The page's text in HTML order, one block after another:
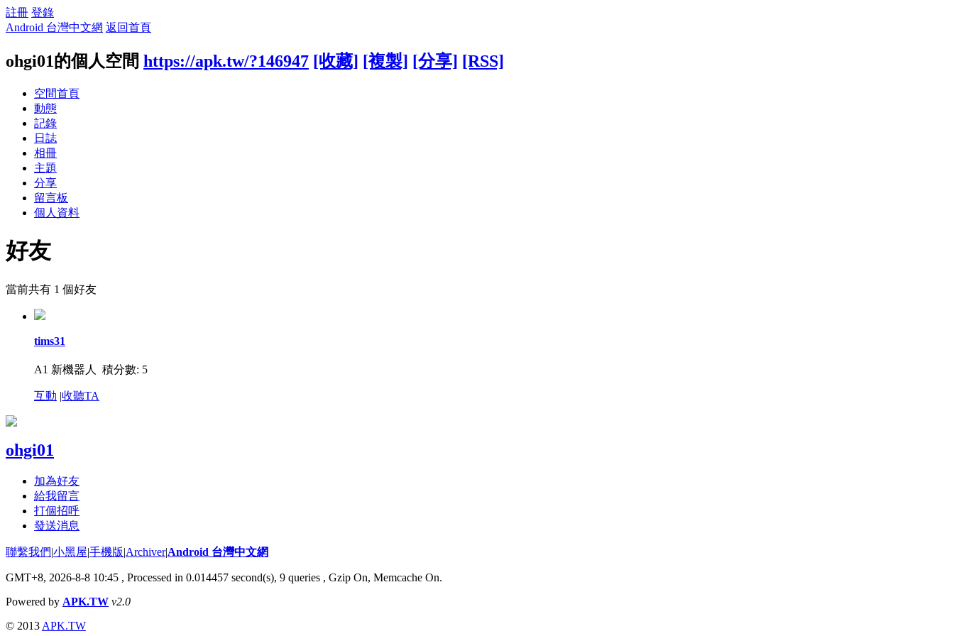
註冊 登錄
Android 台灣中文網 返回首頁
ohgi01的個人空間 https://apk.tw/?146947 [收藏] [複製] [分享] [RSS]
空間首頁
動態
記錄
日誌
相冊
主題
分享
留言板
個人資料
好友
當前共有 1 個好友
tims31
A1 新機器人 積分數: 5
互動 |收聽TA
ohgi01
加為好友
給我留言
打個招呼
發送消息
聯繫我們|小黑屋|手機版|Archiver|Android 台灣中文網
GMT+8, 2026-8-8 10:45 , Processed in 0.014457 second(s), 9 queries , Gzip On, Memcache On.
Powered by APK.TW v2.0
© 2013 APK.TW